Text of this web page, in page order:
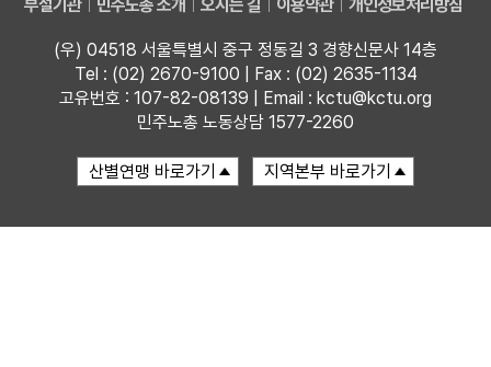
부설기관 민주노총 소개 오시는 길 이용약관 개인정보처리방침
(우) 04518 서울특별시 중구 정동길 3 경향신문사 14층
Tel : (02) 2670-9100 | Fax : (02) 2635-1134
고유번호 : 107-82-08139 | Email : kctu@kctu.org
민주노총 노동상담 1577-2260